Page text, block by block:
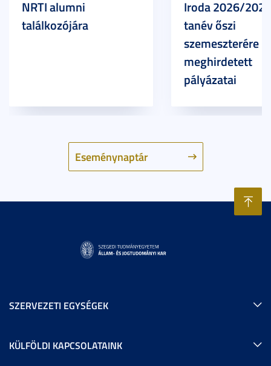
Eseménynaptár
NRTI alumni
találkozójára
Iroda 2026/
tanév őszi
szemeszterére
meghirdetett
pályázatai
SZERVEZETI EGYSÉGEK
KÜLFÖLDI KAPCSOLATAINK